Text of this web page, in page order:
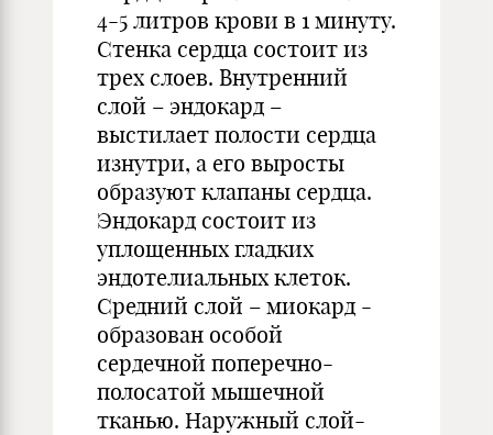
4-5 литров крови в 1 минуту.
Стенка сердца состоит из
трех слоев. Внутренний
слой – эндокард –
выстилает полости сердца
изнутри, а его выросты
образуют клапаны сердца.
Эндокард состоит из
уплощенных гладких
эндотелиальных клеток.
Средний слой – миокард -
образован особой
сердечной поперечно-
полосатой мышечной
тканью. Наружный слой-